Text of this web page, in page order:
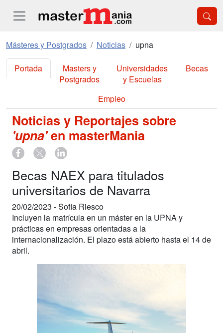
Másteres y Postgrados Noticias upna
Portada
Masters y
Postgrados
Universidades
y Escuelas
Becas
Empleo
Noticias y Reportajes sobre
'upna'en masterMania
Becas NAEX para titulados
universitarios de Navarra
20/02/2023 -Sofía Riesco
Incluyen la matrícula en un máster en la UPNA y
prácticas en empresas orientadas a la
internacionalización. El plazo está abierto hasta el 14 de
abril.